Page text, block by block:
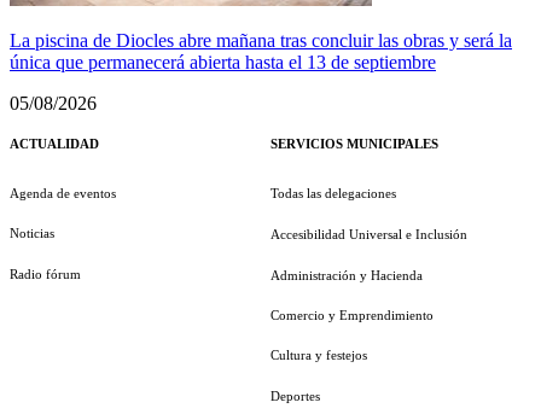
La piscina de Diocles abre mañana tras concluir las obras y será la
única que permanecerá abierta hasta el 13 de septiembre
05/08/2026
ACTUALIDAD
Agenda de eventos
Noticias
Radio fórum
SERVICIOS MUNICIPALES
Todas las delegaciones
Accesibilidad Universal e Inclusión
Administración y Hacienda
Comercio y Emprendimiento
Cultura y festejos
Deportes